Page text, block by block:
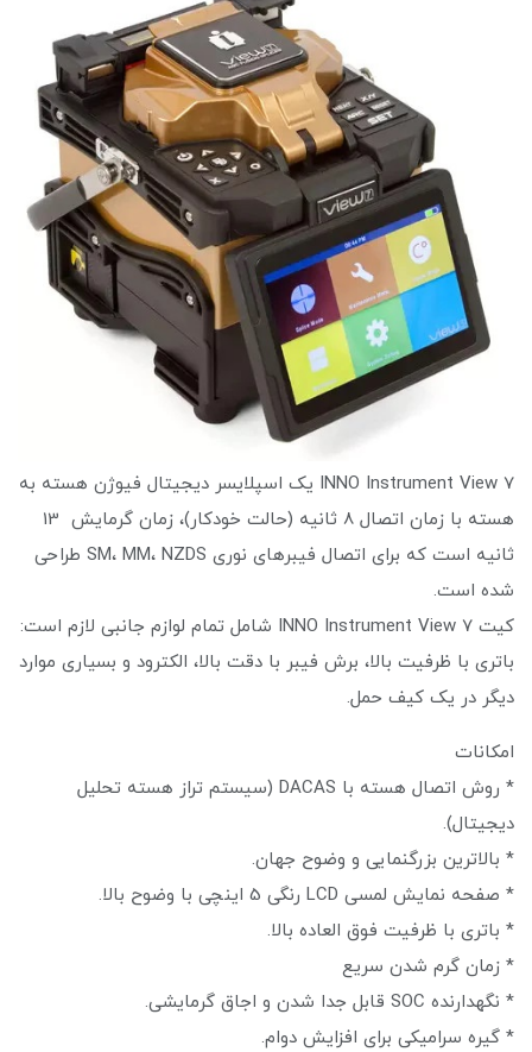
INNO Instrument View 7 یک اسپلایسر دیجیتال فیوژن هسته به
هسته با زمان اتصال 8 ثانیه (حالت خودکار)، زمان گرمایش 13
ثانیه است که برای اتصال فیبرهای نوری SM، MM، NZDS طراحی
شده است.
کیت INNO Instrument View 7 شامل تمام لوازم جانبی لازم است:
باتری با ظرفیت بالا، برش فیبر با دقت بالا، الکترود و بسیاری موارد
دیگر در یک کیف حمل.
امکانات
* روش اتصال هسته با DACAS (سیستم تراز هسته تحلیل
دیجیتال).
* بالاترین بزرگنمایی و وضوح جهان.
* صفحه نمایش لمسی LCD رنگی 5 اینچی با وضوح بالا.
* باتری با ظرفیت فوق العاده بالا.
* زمان گرم شدن سریع
* نگهدارنده SOC قابل جدا شدن و اجاق گرمایشی.
* گیره سرامیکی برای افزایش دوام.